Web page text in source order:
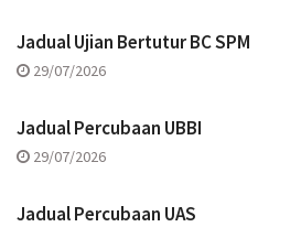
Jadual Ujian Bertutur BC SPM
29/07/2026
Jadual Percubaan UBBI
29/07/2026
Jadual Percubaan UAS